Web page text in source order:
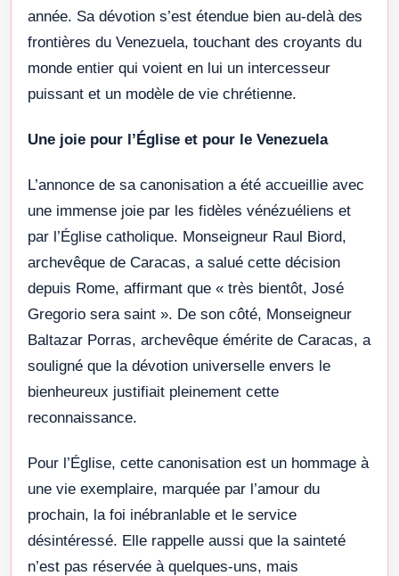
année. Sa dévotion s’est étendue bien au-delà des
frontières du Venezuela, touchant des croyants du
monde entier qui voient en lui un intercesseur
puissant et un modèle de vie chrétienne.
Une joie pour l’Église et pour le Venezuela
L’annonce de sa canonisation a été accueillie avec
une immense joie par les fidèles vénézuéliens et
par l’Église catholique. Monseigneur Raul Biord,
archevêque de Caracas, a salué cette décision
depuis Rome, affirmant que « très bientôt, José
Gregorio sera saint ». De son côté, Monseigneur
Baltazar Porras, archevêque émérite de Caracas, a
souligné que la dévotion universelle envers le
bienheureux justifiait pleinement cette
reconnaissance.
Pour l’Église, cette canonisation est un hommage à
une vie exemplaire, marquée par l’amour du
prochain, la foi inébranlable et le service
désintéressé. Elle rappelle aussi que la sainteté
n’est pas réservée à quelques-uns, mais